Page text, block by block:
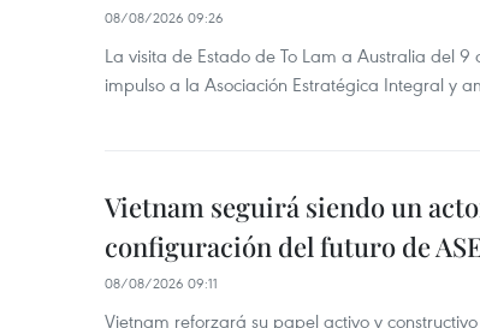
08/08/2026 09:26
La visita de Estado de To Lam a Australia del
impulso a la Asociación Estratégica Integral y
Vietnam seguirá siendo un
configuración del futuro de
08/08/2026 09:11
Vietnam reforzará su papel activo y